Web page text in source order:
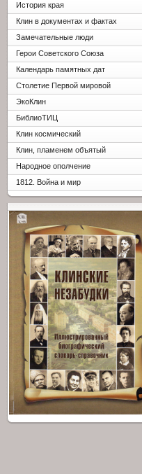
История края
Клин в документах и фактах
Замечательные люди
Герои Советского Союза
Календарь памятных дат
Столетие Первой мировой
ЭкоКлин
БиблиоТИЦ
Клин космический
Клин, пламенем объятый
Народное ополчение
1812. Война и мир